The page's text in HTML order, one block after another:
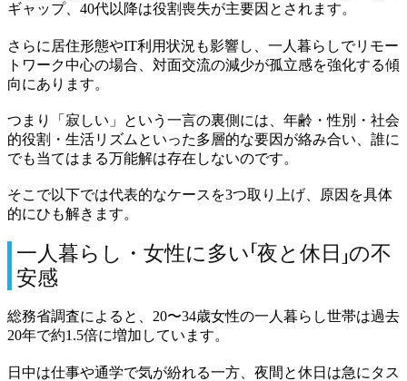
ギャップ、40代以降は役割喪失が主要因とされます。
さらに居住形態やIT利用状況も影響し、一人暮らしでリモー
トワーク中心の場合、対面交流の減少が孤立感を強化する傾
向にあります。
つまり「寂しい」という一言の裏側には、年齢・性別・社会
的役割・生活リズムといった多層的な要因が絡み合い、誰に
でも当てはまる万能解は存在しないのです。
そこで以下では代表的なケースを3つ取り上げ、原因を具体
的にひも解きます。
一人暮らし・女性に多い「夜と休日」の不
安感
総務省調査によると、20〜34歳女性の一人暮らし世帯は過去
20年で約1.5倍に増加しています。
日中は仕事や通学で気が紛れる一方、夜間と休日は急にタス